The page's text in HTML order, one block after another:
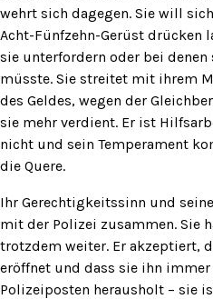
wehrt sich dagegen. Sie will
Acht-Fünfzehn-Gerüst drücken
sie unterfordern oder bei
müsste. Sie streitet mit ihrem
des Geldes, wegen der
sie mehr verdient. Er ist
nicht und sein Temperament
die Quere.
Ihr Gerechtigkeitssinn und
mit der Polizei zusammen. Sie
trotzdem weiter. Er akzeptiert,
eröffnet und dass sie ihn
Polizeiposten herausholt – sie